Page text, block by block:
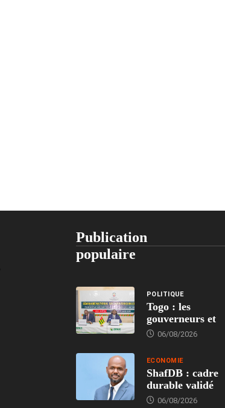
Publication
populaire
POLITIQUE
Togo : les
gouverneurs et
06/08/2026
ECONOMIE
ShafDB : cadre
durable validé
06/08/2026